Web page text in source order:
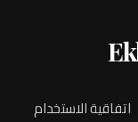
اتفاقية الاستخدام